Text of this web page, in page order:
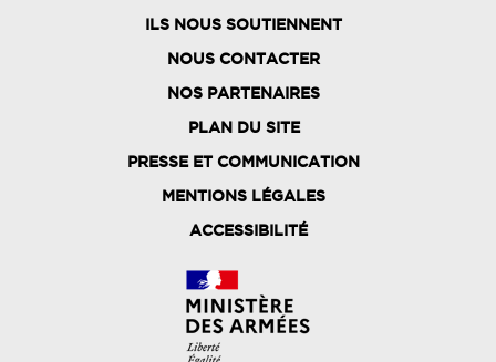
FOOTER
MENU
ILS NOUS SOUTIENNENT
NOUS CONTACTER
NOS PARTENAIRES
PLAN DU SITE
PRESSE ET COMMUNICATION
MENTIONS LÉGALES
ACCESSIBILITÉ